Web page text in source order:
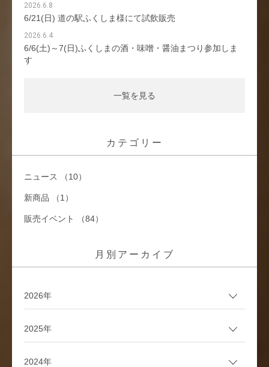
2026.6.8
6/21(日) 道の駅ふくしま様にて試飲販売
2026.6.4
6/6(土)～7(日)ふくしまの酒・味噌・醤油まつり参加しま
す
一覧を見る
カテゴリー
ニュース （10）
新商品 （1）
販売イベント （84）
月別アーカイブ
2026年
2025年
2024年